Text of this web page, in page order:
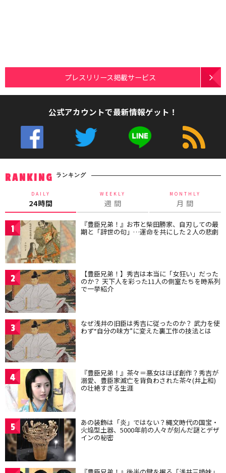
プレスリリース掲載サービス
公式アカウントで最新情報ゲット！
RANKING ランキング
DAILY
24時間
WEEKLY
週 間
MONTHLY
月 間
1 『豊臣兄弟！』お市と柴田勝家、自刃しての最
期と「辞世の句」…運命を共にした２人の悲劇
2 【豊臣兄弟！】秀吉は本当に「女狂い」だった
のか？ 天下人を彩った11人の側室たちを時系列
で一挙紹介
3 なぜ浅井の旧臣は秀吉に従ったのか？ 武力を使
わず“自分の味方”に変えた裏工作の技法とは
4 『豊臣兄弟！』茶々＝悪女はほぼ創作？秀吉が
溺愛、豊臣家滅亡を背負わされた茶々(井上和)
の壮絶すぎる生涯
5 あの装飾は「炎」ではない？縄文時代の国宝・
火焔型土器、5000年前の人々が刻んだ謎とデザ
インの秘密